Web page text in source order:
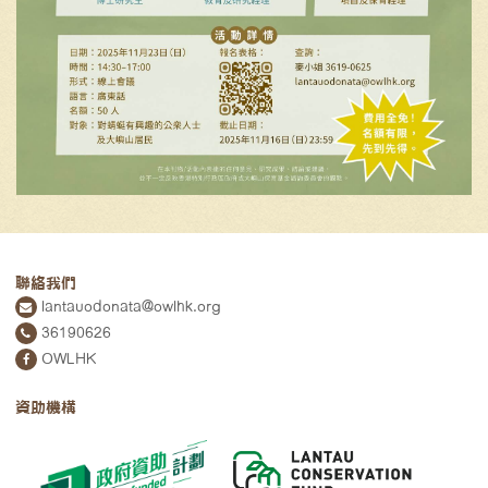
聯絡我們
lantauodonata@owlhk.org
36190626
OWLHK
資助機構